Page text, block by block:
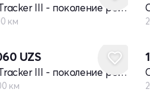
Chevrolet Tracker III - поколение рестайлинг
км
UZS
Chevrolet Tracker III - поколение рестайлинг
км